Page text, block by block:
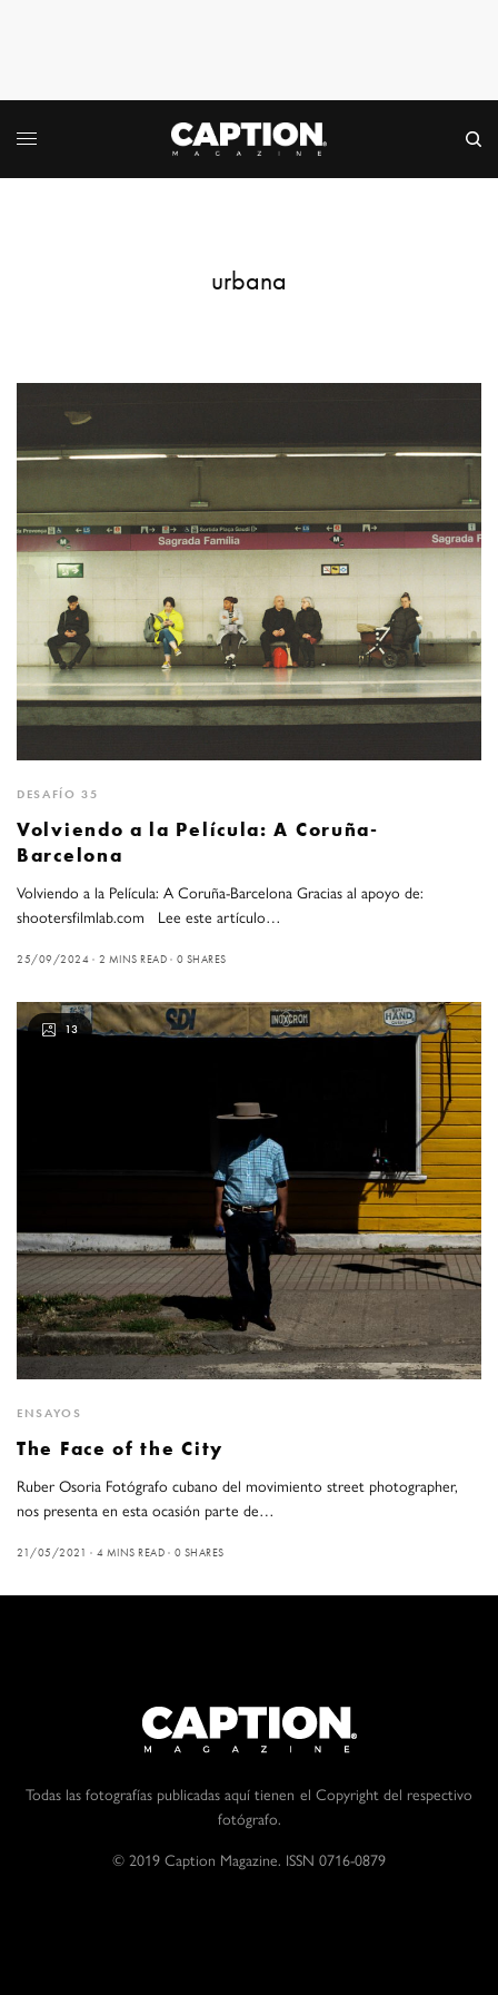
urbana
DESAFÍO 35
Volviendo a la Película: A Coruña-
Barcelona
Volviendo a la Película: A Coruña-Barcelona Gracias al apoyo de:
shootersfilmlab.com Lee este artículo…
25/09/2024 2 MINS READ 0 SHARES
13
ENSAYOS
The Face of the City
Ruber Osoria Fotógrafo cubano del movimiento street photographer,
nos presenta en esta ocasión parte de…
21/05/2021 4 MINS READ 0 SHARES
Todas las fotografías publicadas aquí tienen el Copyright del respectivo
fotógrafo.
© 2019 Caption Magazine. ISSN 0716-0879